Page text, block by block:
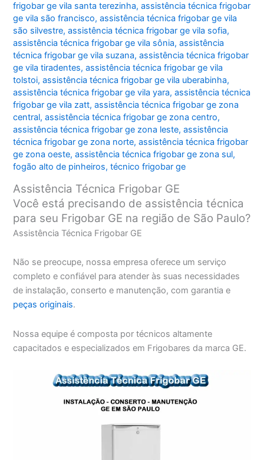
frigobar ge vila santa terezinha,assistência técnica frigobar
ge vila são francisco,assistência técnica frigobar ge vila
são silvestre,assistência técnica frigobar ge vila sofia,
assistência técnica frigobar ge vila sônia,assistência
técnica frigobar ge vila suzana,assistência técnica frigobar
ge vila tiradentes,assistência técnica frigobar ge vila
tolstoi,assistência técnica frigobar ge vila uberabinha,
assistência técnica frigobar ge vila yara,assistência técnica
frigobar ge vila zatt,assistência técnica frigobar ge zona
central,assistência técnica frigobar ge zona centro,
assistência técnica frigobar ge zona leste,assistência
técnica frigobar ge zona norte,assistência técnica frigobar
ge zona oeste,assistência técnica frigobar ge zona sul,
fogão alto de pinheiros,técnico frigobar ge
Assistência Técnica Frigobar GE
Você está precisando de assistência técnica
para seu Frigobar GE na região de São Paulo?
Assistência Técnica Frigobar GE
Não se preocupe, nossa empresa oferece um serviço
completo e confiável para atender às suas necessidades
de instalação, conserto e manutenção, com garantia e
peças originais.
Nossa equipe é composta por técnicos altamente
capacitados e especializados em Frigobares da marca GE.